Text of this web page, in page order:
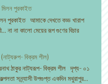
পুরকাইত
পুরকাইত আমাকে দেখতে বড্ড খারাপ
না না কালো মেয়ের রূপ গুণের বিচার
(নাট্যরুপ- বিক্রম শীল)
ঠাকুর নাট্যরূপ- বিক্রম শীল দৃশ্য- ০১
সন্ন্যাসী উপগুপ্ত একদিন মথুরাপুর...